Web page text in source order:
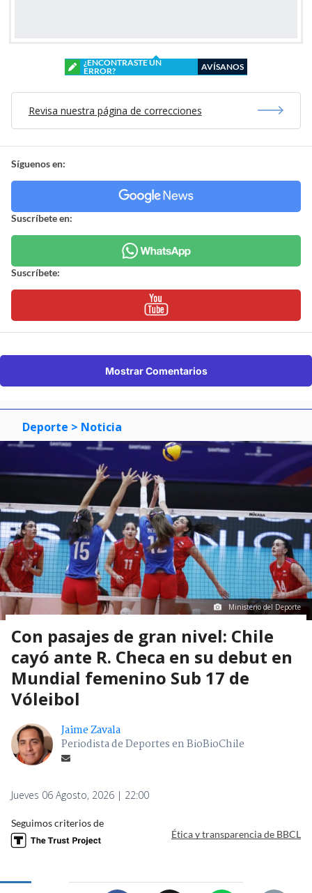
¿ENCONTRASTE UN
ERROR?
AVÍSANOS
Revisa nuestra página de correcciones
Síguenos en:
Suscríbete en:
Suscríbete:
Mostrar Comentarios
Deporte > Noticia
Ministerio del Deporte
Con pasajes de gran nivel: Chile
cayó ante R. Checa en su debut en
Mundial femenino Sub 17 de
Vóleibol
Jaime Zavala
Periodista de Deportes en BioBioChile
Jueves 06 Agosto, 2026 | 22:00
Seguimos criterios de
Ética y transparencia de BBCL